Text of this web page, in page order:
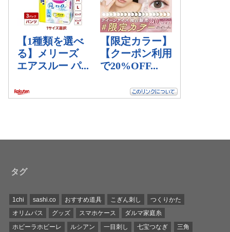
タグ
1chi sashi.co おすすめ道具 こぎん刺し
つくりかた
オリムパス
グッズ スマホケース
ダルマ家庭糸
ホビーラホビーレ
ルシアン 一目刺し 七宝つなぎ
三角